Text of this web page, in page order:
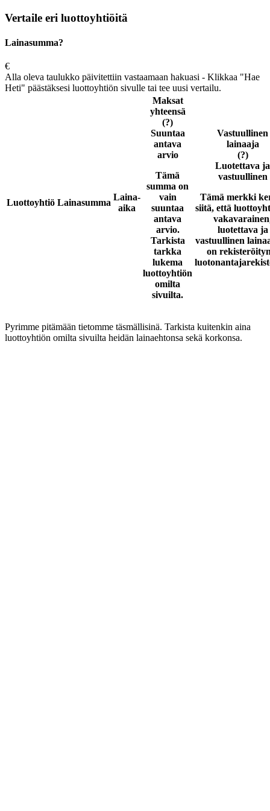
Vertaile eri luottoyhtiöitä
Lainasumma?
€
Alla oleva taulukko päivitettiin vastaamaan hakuasi - Klikkaa "Hae
Heti" päästäksesi luottoyhtiön sivulle tai tee uusi vertailu.
Luottoyhtiö Lainasumma
Laina-
aika
Maksat
yhteensä
(?)
Suuntaa
antava
arvio
Tämä
summa on
vain
suuntaa
antava
arvio.
Tarkista
tarkka
lukema
luottoyhtiön
omilta
sivuilta.
Vastuullinen
lainaaja
(?)
Luotettava ja
vastuullinen
Tämä merkki
siitä, että
luotettava ja
vastuullinen
on
Pyrimme pitämään tietomme täsmällisinä. Tarkista kuitenkin aina
luottoyhtiön omilta sivuilta heidän lainaehtonsa sekä korkonsa.